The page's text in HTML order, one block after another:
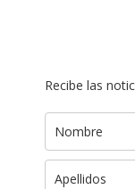
Recibe las